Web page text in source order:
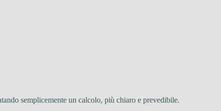
semplicemente un calcolo, più chiaro e prevedibile.